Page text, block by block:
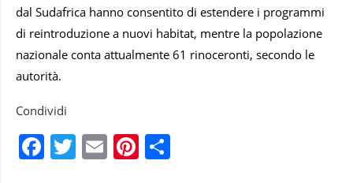
dal Sudafrica hanno consentito di estendere i programmi
di reintroduzione a nuovi habitat, mentre la popolazione
nazionale conta attualmente 61 rinoceronti, secondo le
autorità.
Condividi
Facebook
Twitter
EmailPinterest